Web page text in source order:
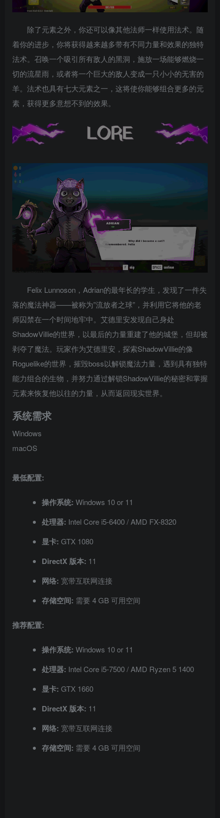
除了元素之外，你还可以像其他法师一样使用法术。随
着你的进步，你将获得越来越多带有不同力量和效果的独特
法术。召唤一个吸引所有敌人的黑洞，施放一场能够燃烧一
切的流星雨，或者将一个巨大的敌人变成一只小小的无害的
羊。法术也具有七大元素之一，这将使你能够组合更多的元
素，获得更多意想不到的效果。
Felix Lunnoson，Adrian的最年长的学生，发现了一件失
落的魔法神器——被称为”流放者之球”，并利用它将他的老
师囚禁在一个时间地牢中。艾德里安发现自己身处
ShadowVillie的世界，以最后的力量重建了他的城堡，但却被
剥夺了魔法。玩家作为艾德里安，探索ShadowVillie的像
Roguelike的世界，摧毁boss以解锁魔法力量，遇到具有独特
能力组合的生物，并努力通过解锁ShadowVillie的秘密和掌握
元素来恢复他以往的力量，从而返回现实世界。
系统需求
Windows
macOS
最低配置:
操作系统: Windows 10 or 11
处理器: Intel Core i5-6400 / AMD FX-8320
显卡: GTX 1080
DirectX 版本: 11
网络: 宽带互联网连接
存储空间: 需要 4 GB 可用空间
推荐配置:
操作系统: Windows 10 or 11
处理器: Intel Core i5-7500 / AMD Ryzen 5 1400
显卡: GTX 1660
DirectX 版本: 11
网络: 宽带互联网连接
存储空间: 需要 4 GB 可用空间